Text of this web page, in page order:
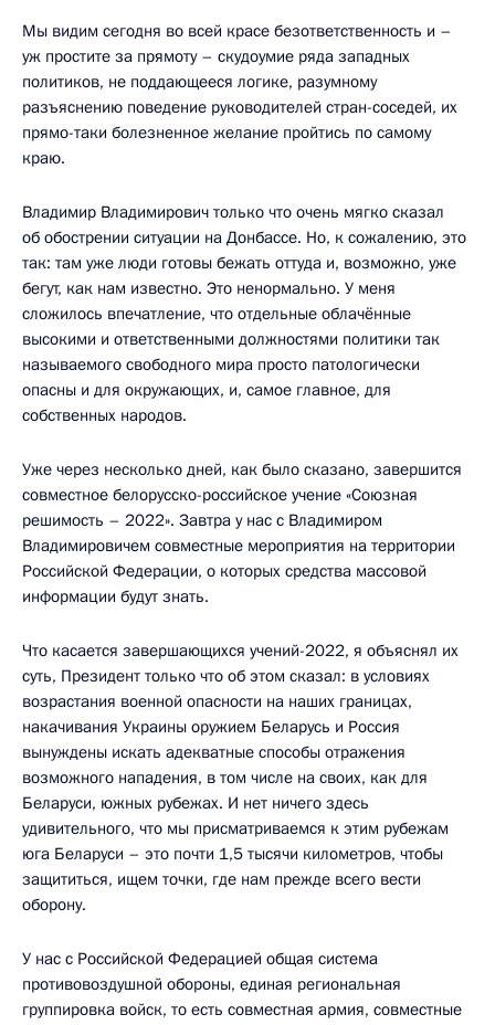
Мы видим сегодня во всей красе безответственность и –
уж простите за прямоту – скудоумие ряда западных
политиков, не поддающееся логике, разумному
разъяснению поведение руководителей стран-соседей, их
прямо-таки болезненное желание пройтись по самому
краю.
Владимир Владимирович только что очень мягко сказал
об обострении ситуации на Донбассе. Но, к сожалению, это
так: там уже люди готовы бежать оттуда и, возможно, уже
бегут, как нам известно. Это ненормально. У меня
сложилось впечатление, что отдельные облачённые
высокими и ответственными должностями политики так
называемого свободного мира просто патологически
опасны и для окружающих, и, самое главное, для
собственных народов.
Уже через несколько дней, как было сказано, завершится
совместное белорусско-российское учение «Союзная
решимость – 2022». Завтра у нас с Владимиром
Владимировичем совместные мероприятия на территории
Российской Федерации, о которых средства массовой
информации будут знать.
Что касается завершающихся учений-2022, я объяснял их
суть, Президент только что об этом сказал: в условиях
возрастания военной опасности на наших границах,
накачивания Украины оружием Беларусь и Россия
вынуждены искать адекватные способы отражения
возможного нападения, в том числе на своих, как для
Беларуси, южных рубежах. И нет ничего здесь
удивительного, что мы присматриваемся к этим рубежам
юга Беларуси – это почти 1,5 тысячи километров, чтобы
защититься, ищем точки, где нам прежде всего вести
оборону.
У нас с Российской Федерацией общая система
противовоздушной обороны, единая региональная
группировка войск, то есть совместная армия, совместные